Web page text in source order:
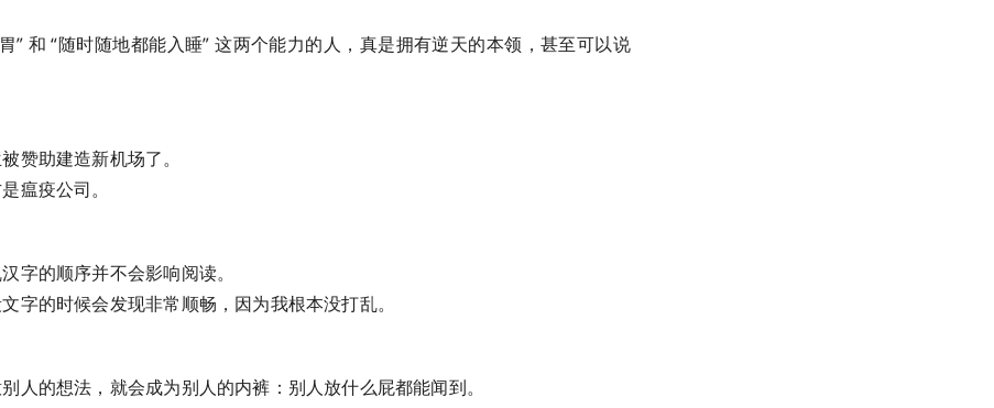
” 和 “随时随地都能入睡” 这两个能力的人，真是拥有逆天的本领，甚至可以说
赞助建造新机场了。
瘟疫公司。
字的顺序并不会影响阅读。
字的时候会发现非常顺畅，因为我根本没打乱。
人的想法，就会成为别人的内裤：别人放什么屁都能闻到。